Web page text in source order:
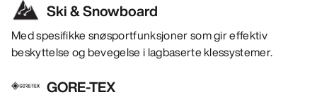
Ski & Snowboard
Med spesifikke snøsportfunksjoner som gir effektiv
beskyttelse og bevegelse i lagbaserte klessystemer.
GORE-TEX